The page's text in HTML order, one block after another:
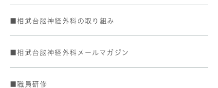
■相武台脳神経外科の取り組み
■相武台脳神経外科メールマガジン
■職員研修